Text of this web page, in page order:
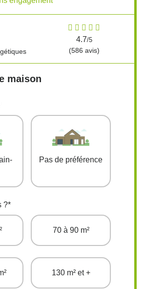
4.7/5
(586 avis)
maison
Pas de préférence
?*
70 à 90 m²
130 m² et +